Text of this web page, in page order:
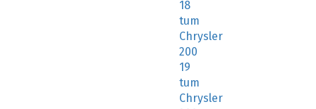
18
tum
Chrysler
200
19
tum
Chrysler